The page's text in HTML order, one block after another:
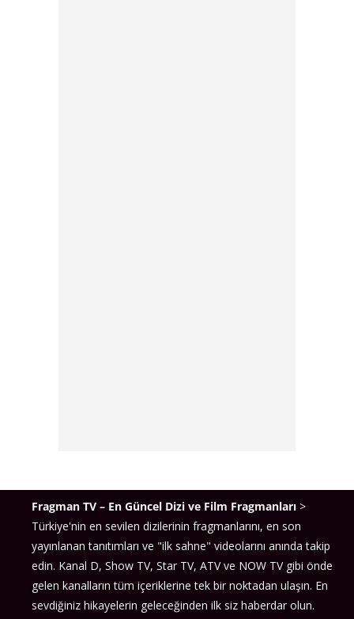
Fragman TV – En Güncel Dizi ve Film Fragmanları >
Türkiye'nin en sevilen dizilerinin fragmanlarını, en son
yayınlanan tanıtımları ve "ilk sahne" videolarını anında takip
edin. Kanal D, Show TV, Star TV, ATV ve NOW TV gibi önde
gelen kanalların tüm içeriklerine tek bir noktadan ulaşın. En
sevdiğiniz hikayelerin geleceğinden ilk siz haberdar olun.